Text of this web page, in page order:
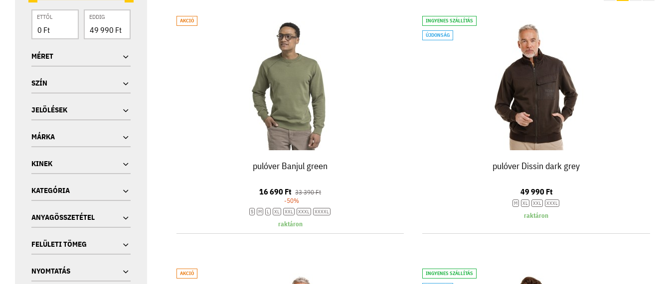
ETTŐL EDDIG
MÉRET
SZÍN
JELÖLÉSEK
MÁRKA
KINEK
KATEGÓRIA
ANYAGÖSSZETÉTEL
FELÜLETI TÖMEG
NYOMTATÁS
AKCIÓ
pulóver Banjul green
16 690 Ft 33 390 Ft
-50%
S M L XL XXL XXXL XXXXL
raktáron
INGYENES SZÁLLÍTÁS
ÚJDONSÁG
pulóver Dissin dark grey
49 990 Ft
M XL XXL XXXL
raktáron
AKCIÓ INGYENES SZÁLLÍTÁS